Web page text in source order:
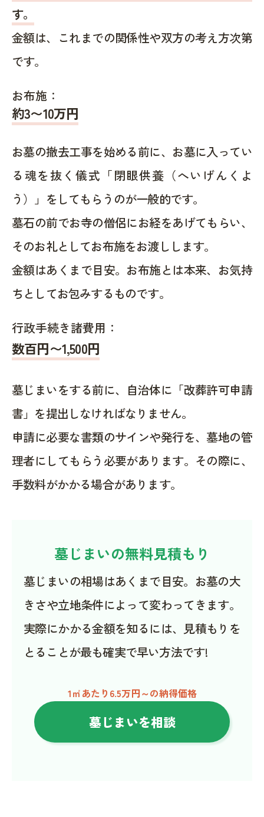
す。
金額は、これまでの関係性や双方の考え方次第
です。
お布施：
約3〜10万円
お墓の撤去工事を始める前に、お墓に入ってい
る魂を抜く儀式「閉眼供養（へいげんくよ
う）」をしてもらうのが一般的です。
墓石の前でお寺の僧侶にお経をあげてもらい、
そのお礼としてお布施をお渡しします。
金額はあくまで目安。お布施とは本来、お気持
ちとしてお包みするものです。
行政手続き諸費用：
数百円〜1,500円
墓じまいをする前に、自治体に「改葬許可申請
書」を提出しなければなりません。
申請に必要な書類のサインや発行を、墓地の管
理者にしてもらう必要があります。その際に、
手数料がかかる場合があります。
墓じまいの無料見積もり
墓じまいの相場はあくまで目安。お墓の大
きさや立地条件によって変わってきます。
実際にかかる金額を知るには、見積もりを
とることが最も確実で早い方法です!
1㎡あたり6.5万円～の納得価格
墓じまいを相談